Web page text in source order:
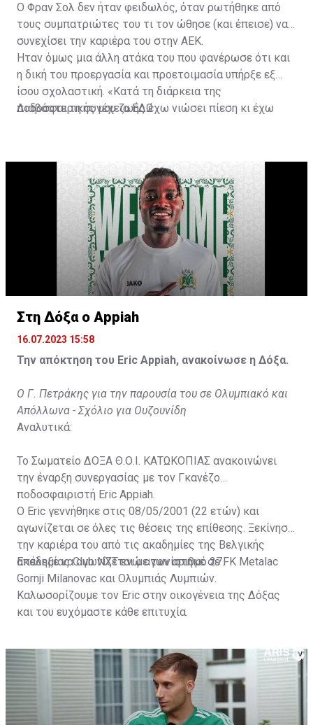
Ο Φραν Σολ δεν ήταν φειδωλός, όταν ρωτήθηκε από
τους συμπατριώτες του τι τον ώθησε (και έπεισε) να
συνεχίσει την καριέρα του στην ΑΕΚ.
Ήταν όμως μια άλλη ατάκα του που φανέρωσε ότι και
η δική του προεργασία και προετοιμασία υπήρξε εξ
ίσου σχολαστική. «Κατά τη διάρκεια της
ποδοσφαιρικής μου ζωής έχω νιώσει πίεση κι έχω
31χρονος άσος.
Διαβάστε τη συνέχειαΕΔΩ
Στη Δόξα ο Appiah
16.07.2023 15:58
Την απόκτηση του Eric Appiah, ανακοίνωσε η Δόξα.
Ο Γ. Πετράκης για την παρουσία του σε Ολυμπιακό και
Απόλλωνα - Σχόλιο για Ουζουνίδη
Αναλυτικά:
Το Σωματείο ΔΟΞΑ Θ.Ο.Ι. ΚΑΤΩΚΟΠΙΑΣ ανακοινώνει
την έναρξη συνεργασίας με τον Γκανέζο
ποδοσφαιριστή Eric Appiah.
Ο Eric γεννήθηκε στις 08/05/2001 (22 ετών) και
αγωνίζεται σε όλες τις θέσεις της επίθεσης. Ξεκίνησε
την καριέρα του από τις ακαδημίες της Βελγικής
ακαδημίας Club NXT ενώ αγωνίστηκε σε FK Metalac
Gornji Milanovac και Ολυμπιάς Λυμπιών.
Επέλεξε να αγωνίζεται με τον αριθμό 27.
Καλωσορίζουμε τον Eric στην οικογένεια της Δόξας
και του ευχόμαστε κάθε επιτυχία.